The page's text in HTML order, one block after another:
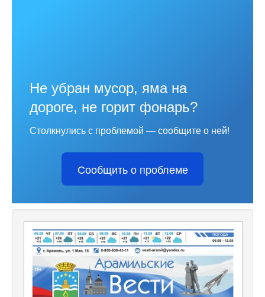
Не убран мусор, яма на
дороге, не горит фонарь?
Столкнулись с проблемой — сообщите о ней!
Сообщить о проблеме